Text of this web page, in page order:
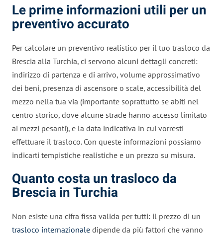
Le prime informazioni utili per un
preventivo accurato
Per calcolare un preventivo realistico per il tuo trasloco da
Brescia alla Turchia, ci servono alcuni dettagli concreti:
indirizzo di partenza e di arrivo, volume approssimativo
dei beni, presenza di ascensore o scale, accessibilità del
mezzo nella tua via (importante soprattutto se abiti nel
centro storico, dove alcune strade hanno accesso limitato
ai mezzi pesanti), e la data indicativa in cui vorresti
effettuare il trasloco. Con queste informazioni possiamo
indicarti tempistiche realistiche e un prezzo su misura.
Quanto costa un trasloco da
Brescia in Turchia
Non esiste una cifra fissa valida per tutti: il prezzo di un
trasloco internazionale dipende da più fattori che vanno